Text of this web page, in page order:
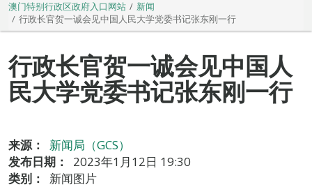
澳门特别行政区政府入口网站
新闻
行政长官贺一诚会见中国人民大学党委书记张东刚一行
行政长官贺一诚会见中国人
民大学党委书记张东刚一行
来源：
新闻局（GCS）
发布日期：
2023年1月12日 19:30
类别：
新闻图片